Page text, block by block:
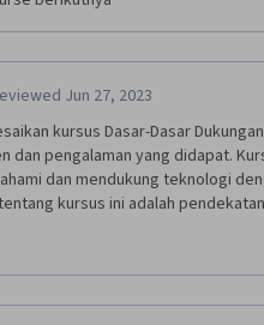
Jun 27, 2023
kursus Dasar-Dasar
dan pengalaman yang didapat.
dan mendukung teknologi
kursus ini adalah
bahwa kursus ini tidak
kasus nyata dan latihan praktis
konsep-konsep penting.